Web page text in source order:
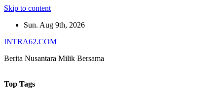
Skip to content
Sun. Aug 9th, 2026
INTRA62.COM
Berita Nusantara Milik Bersama
Top Tags